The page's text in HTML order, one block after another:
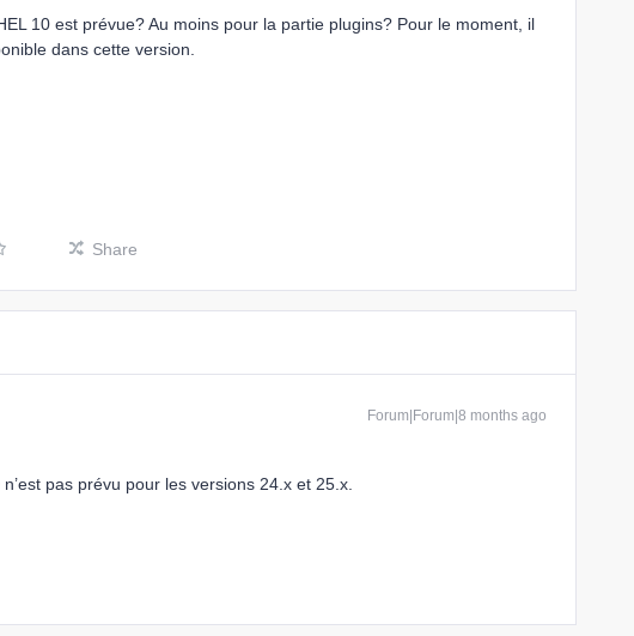
10 est prévue? Au moins pour la partie plugins? Pour le moment, il
dans cette version.
Share
Forum|Forum|8 months ago
pas prévu pour les versions 24.x et 25.x.